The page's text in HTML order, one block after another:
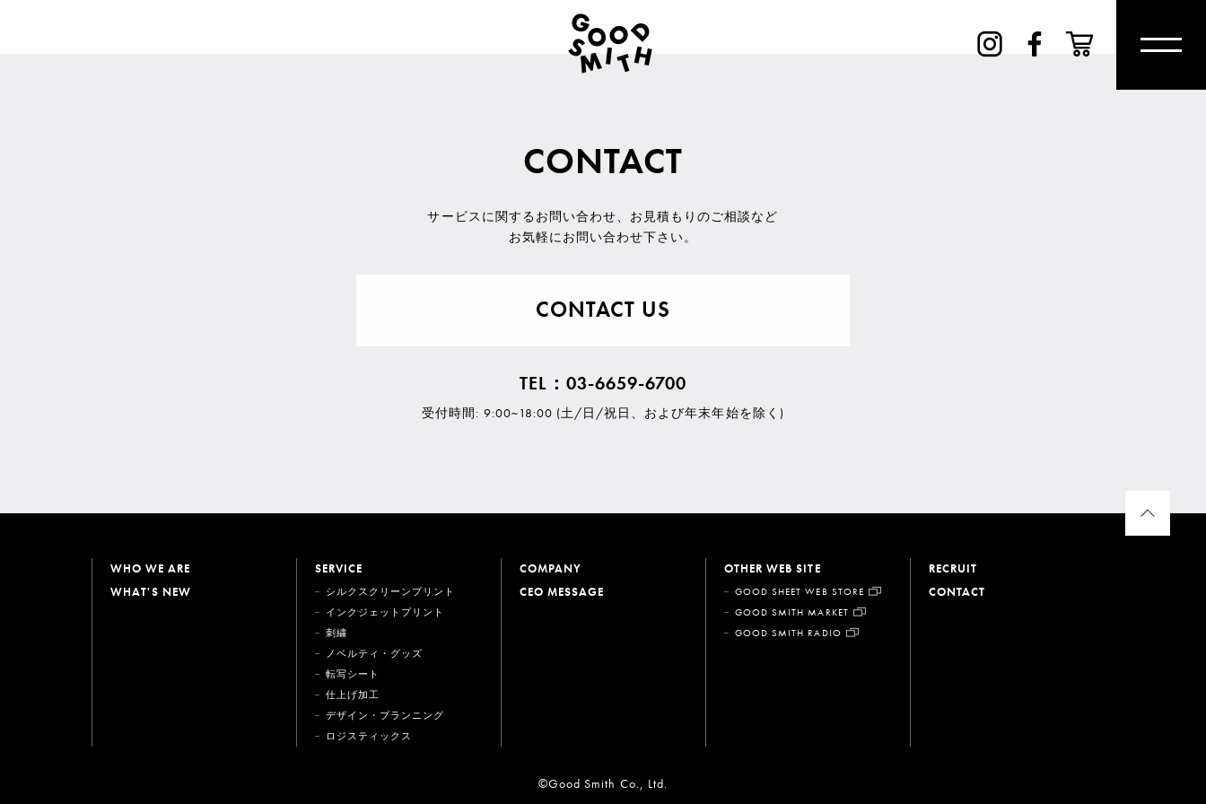
CONTACT
サービスに関するお問い合わせ、 お見積もりのご相談など
お気軽にお問い合わせ下さい。
CONTACT US
TEL：03-6659-6700
受付時間: 9:00~18:00 (土/日/祝日、および年末年始を除く)
WHO WE ARE
WHAT'S NEW
SERVICE
シルクスクリーンプリント
インクジェットプリント
刺繍
ノベルティ・グッズ
転写シート
仕上げ加工
デザイン・プランニング
ロジスティックス
COMPANY
CEO MESSAGE
OTHER WEB SITE
GOOD SHEET WEB STORE
GOOD SMITH MARKET
GOOD SMITH RADIO
RECRUIT
CONTACT
©Good Smith Co., Ltd.